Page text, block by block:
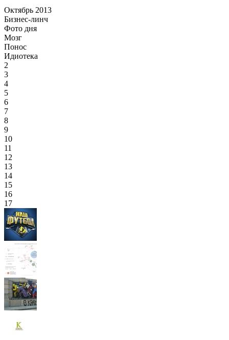
Октябрь 2013
Бизнес-линч
Фото дня
Мозг
Понос
Идиотека
2
3
4
5
6
7
8
9
10
11
12
13
14
15
16
17